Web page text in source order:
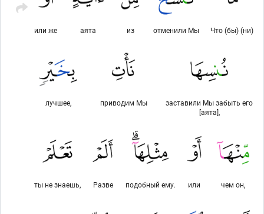
Что (бы) (ни)
отменили Мы
из
аята
или же
заставили Мы забыть его
[аята],
приводим Мы
лучшее,
чем он,
или
подобный ему.
Разве
ты не знаешь,